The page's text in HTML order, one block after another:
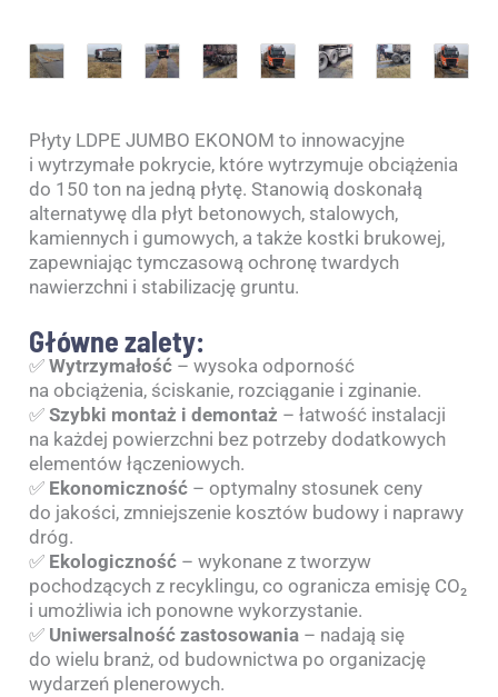
Płyty LDPE JUMBO EKONOM to innowacyjne
i wytrzymałe pokrycie, które wytrzymuje obciążenia
do 150 ton na jedną płytę. Stanowią doskonałą
alternatywę dla płyt betonowych, stalowych,
kamiennych i gumowych, a także kostki brukowej,
zapewniając tymczasową ochronę twardych
nawierzchni i stabilizację gruntu.
Główne zalety:
✅Wytrzymałość – wysoka odporność
na obciążenia, ściskanie, rozciąganie i zginanie.
✅Szybki montaż i demontaż – łatwość instalacji
na każdej powierzchni bez potrzeby dodatkowych
elementów łączeniowych.
✅ Ekonomiczność – optymalny stosunek ceny
do jakości, zmniejszenie kosztów budowy i naprawy
dróg.
✅ Ekologiczność – wykonane z tworzyw
pochodzących z recyklingu, co ogranicza emisję CO₂
i umożliwia ich ponowne wykorzystanie.
✅ Uniwersalność zastosowania – nadają się
do wielu branż, od budownictwa po organizację
wydarzeń plenerowych.